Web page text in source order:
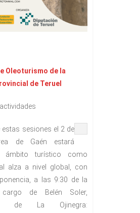
Oleoturismo de la
de Teruel
estas sesiones el 2 de
de Gaén estará
ámbito turístico como
alza a nivel global, con
a las 9:30 de la
de Belén Soler,
de La Ojinegra: